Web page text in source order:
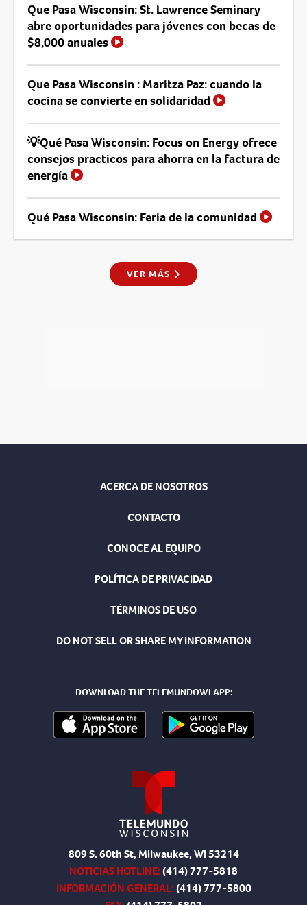
Que Pasa Wisconsin: St. Lawrence Seminary
abre oportunidades para jóvenes con becas de
$8,000 anuales
Que Pasa Wisconsin : Maritza Paz: cuando la
cocina se convierte en solidaridad
💡Qué Pasa Wisconsin: Focus on Energy ofrece
consejos practicos para ahorra en la factura de
energía
Qué Pasa Wisconsin: Feria de la comunidad
VER MÁS
ACERCA DE NOSOTROS
CONTACTO
CONOCE AL EQUIPO
POLÍTICA DE PRIVACIDAD
TÉRMINOS DE USO
DO NOT SELL OR SHARE MY INFORMATION
DOWNLOAD THE TELEMUNDOWI APP:
809 S. 60th St, Milwaukee, WI 53214
NOTICIAS HOTLINE:(414) 777-5818
INFORMACIÓN GENERAL:(414) 777-5800